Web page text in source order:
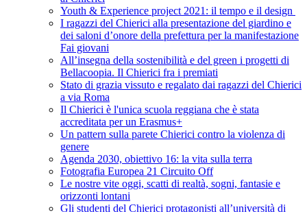
Youth & Experience project 2021: il tempo e il design
I ragazzi del Chierici alla presentazione del giardino e
dei saloni d’onore della prefettura per la manifestazione
Fai giovani
All’insegna della sostenibilità e del green i progetti di
Bellacoopia. Il Chierici fra i premiati
Stato di grazia vissuto e regalato dai ragazzi del Chierici
a via Roma
Il Chierici è l'unica scuola reggiana che è stata
accreditata per un Erasmus+
Un pattern sulla parete Chierici contro la violenza di
genere
Agenda 2030, obiettivo 16: la vita sulla terra
Fotografia Europea 21 Circuito Off
Le nostre vite oggi, scatti di realtà, sogni, fantasie e
orizzonti lontani
Gli studenti del Chierici protagonisti all’università di